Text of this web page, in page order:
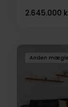
2.645.000
Anden